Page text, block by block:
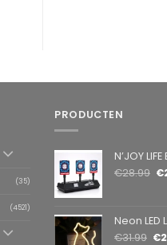
(35)
(4521)
PRODUCTEN
N’JOY LIFE Elektronisch
€28.99 €
Neon LED Lamp Kat – Warm
€31.99 €